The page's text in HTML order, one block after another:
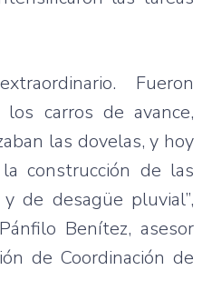
Fueron
carros de avance,
las dovelas, y hoy
construcción de las
de desagüe pluvial”,
Benítez, asesor
de Coordinación de